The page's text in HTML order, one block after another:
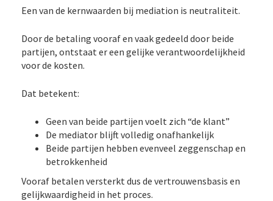
Een van de kernwaarden bij mediation is neutraliteit.
Door de betaling vooraf en vaak gedeeld door beide
partijen, ontstaat er een gelijke verantwoordelijkheid
voor de kosten.
Dat betekent:
Geen van beide partijen voelt zich “de klant”
De mediator blijft volledig onafhankelijk
Beide partijen hebben evenveel zeggenschap en
betrokkenheid
Vooraf betalen versterkt dus de vertrouwensbasis en
gelijkwaardigheid in het proces.